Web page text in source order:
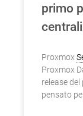
primo
Proxmox
Proxmox
release
pensato